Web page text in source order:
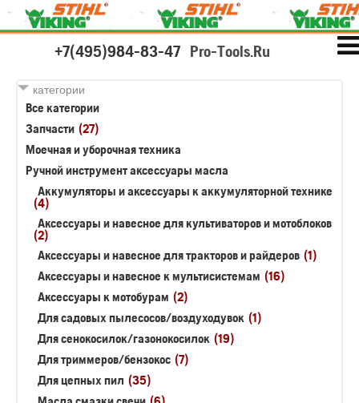
+7(495)984-83-47 Pro-Tools.Ru
категории
Все категории
Запчасти (27)
Моечная и уборочная техника
Ручной инструмент аксессуары масла
Аккумуляторы и аксессуары к аккумуляторной технике
(4)
Аксессуары и навесное для культиваторов и мотоблоков
(2)
Аксессуары и навесное для тракторов и райдеров (1)
Аксессуары и навесное к мультисистемам (16)
Аксессуары к мотобурам (2)
Для садовых пылесосов/воздуходувок (1)
Для сенокосилок/газонокосилок (19)
Для триммеров/бензокос (7)
Для цепных пил (35)